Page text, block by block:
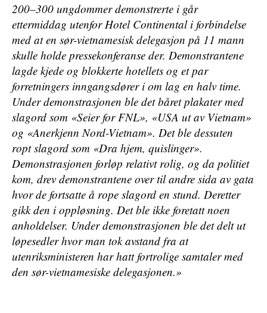
200–300 ungdommer demonstrerte i går
ettermiddag utenfor Hotel Continental i forbindelse
med at en sør-vietnamesisk delegasjon på 11 mann
skulle holde pressekonferanse der. Demonstrantene
lagde kjede og blokkerte hotellets og et par
forretningers inngangsdører i om lag en halv time.
Under demonstrasjonen ble det båret plakater med
slagord som «Seier for FNL», «USA ut av Vietnam»
og «Anerkjenn Nord-Vietnam». Det ble dessuten
ropt slagord som «Dra hjem, quislinger».
Demonstrasjonen forløp relativt rolig, og da politiet
kom, drev demonstrantene over til andre sida av gata
hvor de fortsatte å rope slagord en stund. Deretter
gikk den i oppløsning. Det ble ikke foretatt noen
anholdelser. Under demonstrasjonen ble det delt ut
løpesedler hvor man tok avstand fra at
utenriksministeren har hatt fortrolige samtaler med
den sør-vietnamesiske delegasjonen.»